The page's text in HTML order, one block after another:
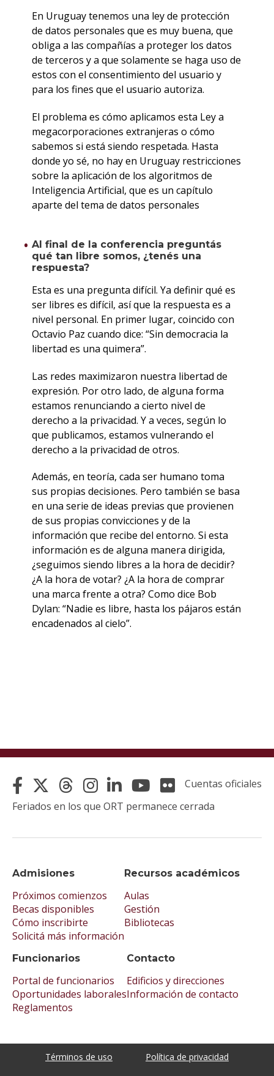
En Uruguay tenemos una ley de protección
de datos personales que es muy buena, que
obliga a las compañías a proteger los datos
de terceros y a que solamente se haga uso de
estos con el consentimiento del usuario y
para los fines que el usuario autoriza.
El problema es cómo aplicamos esta Ley a
megacorporaciones extranjeras o cómo
sabemos si está siendo respetada. Hasta
donde yo sé, no hay en Uruguay restricciones
sobre la aplicación de los algoritmos de
Inteligencia Artificial, que es un capítulo
aparte del tema de datos personales
Al final de la conferencia preguntás
qué tan libre somos, ¿tenés una
respuesta?
Esta es una pregunta difícil. Ya definir qué es
ser libres es difícil, así que la respuesta es a
nivel personal. En primer lugar, coincido con
Octavio Paz cuando dice: “Sin democracia la
libertad es una quimera”.
Las redes maximizaron nuestra libertad de
expresión. Por otro lado, de alguna forma
estamos renunciando a cierto nivel de
derecho a la privacidad. Y a veces, según lo
que publicamos, estamos vulnerando el
derecho a la privacidad de otros.
Además, en teoría, cada ser humano toma
sus propias decisiones. Pero también se basa
en una serie de ideas previas que provienen
de sus propias convicciones y de la
información que recibe del entorno. Si esta
información es de alguna manera dirigida,
¿seguimos siendo libres a la hora de decidir?
¿A la hora de votar? ¿A la hora de comprar
una marca frente a otra? Como dice Bob
Dylan: “Nadie es libre, hasta los pájaros están
encadenados al cielo”.
Admisiones
Próximos comienzos
Becas disponibles
Cómo inscribirte
Solicitá más información
Recursos académicos
Aulas
Gestión
Bibliotecas
Funcionarios
Portal de funcionarios
Oportunidades laborales
Reglamentos
Contacto
Edificios y direcciones
Información de contacto
Cuentas oficiales
Feriados en los que ORT permanece cerrada
Términos de uso Política de privacidad